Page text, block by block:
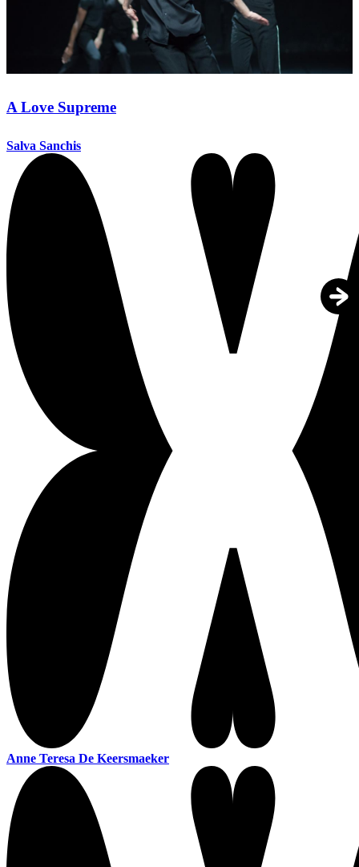
A Love Supreme
Salva Sanchis
Anne Teresa De Keersmaeker